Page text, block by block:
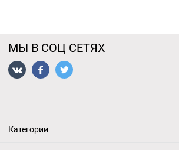
МЫ В СОЦ СЕТЯХ
Категории